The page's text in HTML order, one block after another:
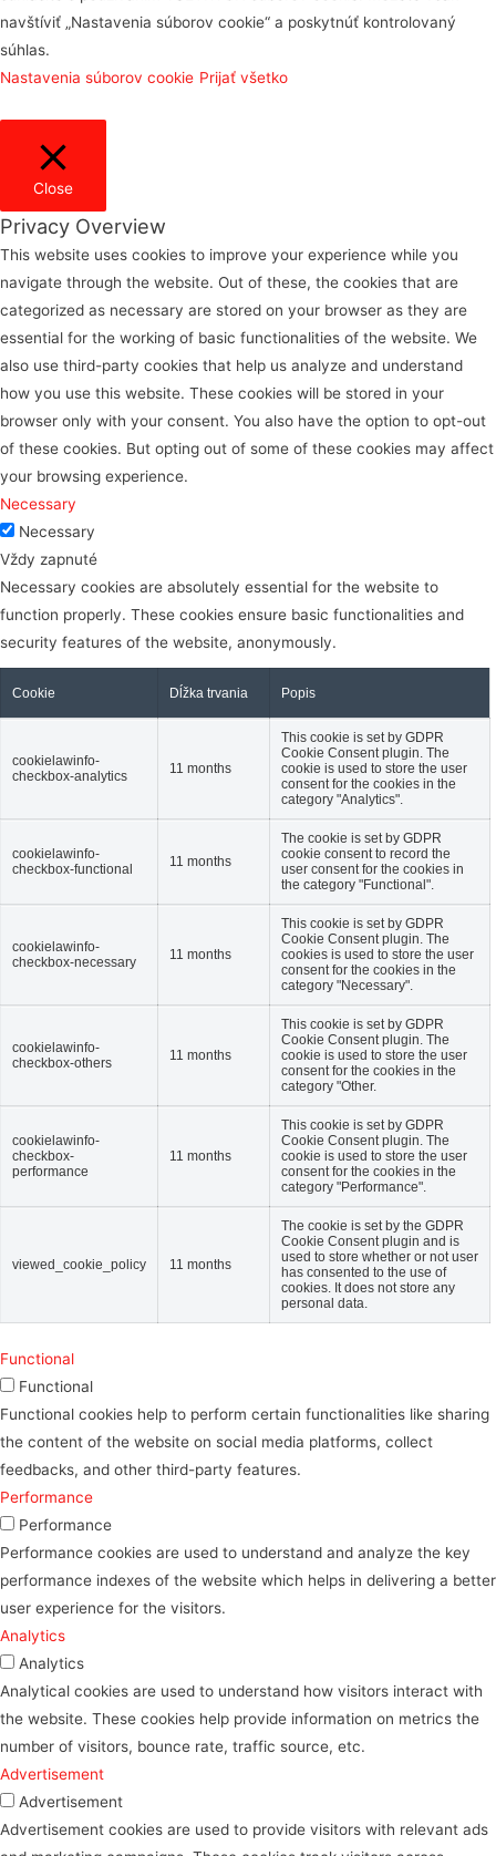
navštíviť „Nastavenia súborov cookie“ a poskytnúť kontrolovaný
súhlas.
Nastavenia súborov cookie Prijať všetko
Close
Privacy Overview
This website uses cookies to improve your experience while you
navigate through the website. Out of these, the cookies that are
categorized as necessary are stored on your browser as they are
essential for the working of basic functionalities of the website. We
also use third-party cookies that help us analyze and understand
how you use this website. These cookies will be stored in your
browser only with your consent. You also have the option to opt-out
of these cookies. But opting out of some of these cookies may affect
your browsing experience.
Necessary
Necessary
Vždy zapnuté
Necessary cookies are absolutely essential for the website to
function properly. These cookies ensure basic functionalities and
security features of the website, anonymously.
Cookie Dĺžka trvania Popis
cookielawinfo-
checkbox-analytics
11 months
This cookie is set by GDPR
Cookie Consent plugin. The
cookie is used to store the user
consent for the cookies in the
category "Analytics".
cookielawinfo-
checkbox-functional
11 months
The cookie is set by GDPR
cookie consent to record the
user consent for the cookies in
the category "Functional".
cookielawinfo-
checkbox-necessary
11 months
This cookie is set by GDPR
Cookie Consent plugin. The
cookies is used to store the user
consent for the cookies in the
category "Necessary".
cookielawinfo-
checkbox-others
11 months
This cookie is set by GDPR
Cookie Consent plugin. The
cookie is used to store the user
consent for the cookies in the
category "Other.
cookielawinfo-
checkbox-
performance
11 months
This cookie is set by GDPR
Cookie Consent plugin. The
cookie is used to store the user
consent for the cookies in the
category "Performance".
viewed_cookie_policy 11 months
The cookie is set by the GDPR
Cookie Consent plugin and is
used to store whether or not user
has consented to the use of
cookies. It does not store any
personal data.
Functional
Functional
Functional cookies help to perform certain functionalities like sharing
the content of the website on social media platforms, collect
feedbacks, and other third-party features.
Performance
Performance
Performance cookies are used to understand and analyze the key
performance indexes of the website which helps in delivering a better
user experience for the visitors.
Analytics
Analytics
Analytical cookies are used to understand how visitors interact with
the website. These cookies help provide information on metrics the
number of visitors, bounce rate, traffic source, etc.
Advertisement
Advertisement
Advertisement cookies are used to provide visitors with relevant ads